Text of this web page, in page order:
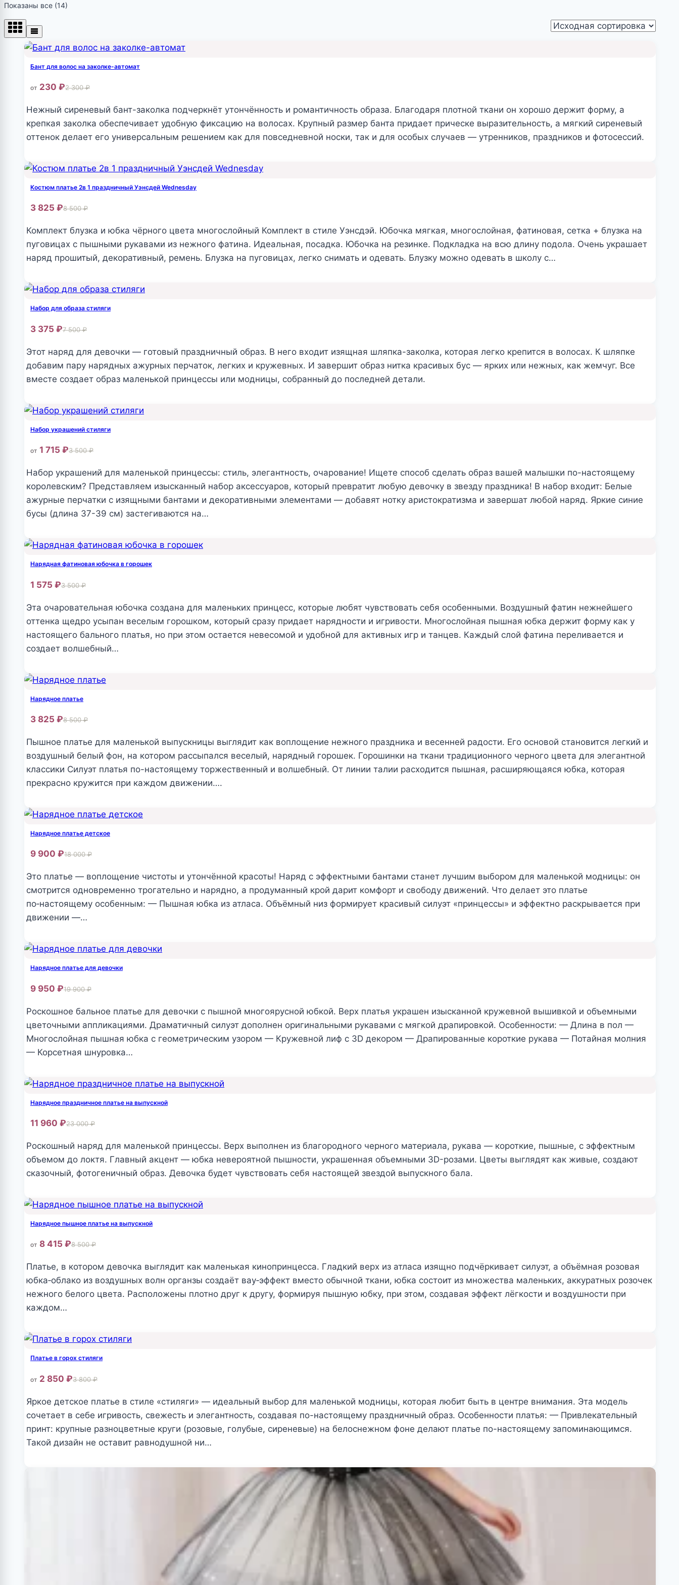
Показаны все (14)
Бант для волос на заколке-автомат
от 230 ₽2 300₽
Нежный сиреневый бант-заколка подчеркнёт утончённость и романтичность образа. Благодаря плотной ткани он хорошо держит форму, а
крепкая заколка обеспечивает удобную фиксацию на волосах. Крупный размер банта придает прическе выразительность, а мягкий сиреневый
оттенок делает его универсальным решением как для повседневной носки, так и для особых случаев — утренников, праздников и фотосессий.
товар
имеет
вариаций.
Опции
можно
выбрать
странице
товара.
Костюм платье 2в 1 праздничный Уэнсдей Wednesday
3 825 ₽8 500₽
Комплект блузка и юбка чёрного цвета многослойный Комплект в стиле Уэнсдэй. Юбочка мягкая, многослойная, фатиновая, сетка + блузка на
пуговицах с пышными рукавами из нежного фатина. Идеальная, посадка. Юбочка на резинке. Подкладка на всю длину подола. Очень украшает
наряд прошитый, декоративный, ремень. Блузка на пуговицах, легко снимать и одевать. Блузку можно одевать в школу с…
товар
имеет
вариаций.
Опции
можно
выбрать
странице
товара.
Набор для образа стиляги
3 375 ₽7 500₽
Этот наряд для девочки — готовый праздничный образ. В него входит изящная шляпка-заколка, которая легко крепится в волосах. К шляпке
добавим пару нарядных ажурных перчаток, легких и кружевных. И завершит образ нитка красивых бус — ярких или нежных, как жемчуг. Все
вместе создает образ маленькой принцессы или модницы, собранный до последней детали.
товар
имеет
вариаций.
Опции
можно
выбрать
на
товара.
Набор украшений стиляги
от 1 715 ₽3 500₽
Набор украшений для маленькой принцессы: стиль, элегантность, очарование! Ищете способ сделать образ вашей малышки по-настоящему
королевским? Представляем изысканный набор аксессуаров, который превратит любую девочку в звезду праздника! В набор входит: Белые
ажурные перчатки с изящными бантами и декоративными элементами — добавят нотку аристократизма и завершат любой наряд. Яркие синие
бусы (длина 37-39 см) застегиваются на…
товар
имеет
вариаций.
Опции
можно
выбрать
на
товара.
Нарядная фатиновая юбочка в горошек
1 575 ₽3 500₽
Эта очаровательная юбочка создана для маленьких принцесс, которые любят чувствовать себя особенными. Воздушный фатин нежнейшего
оттенка щедро усыпан веселым горошком, который сразу придает нарядности и игривости. Многослойная пышная юбка держит форму как у
настоящего бального платья, но при этом остается невесомой и удобной для активных игр и танцев. Каждый слой фатина переливается и
создает волшебный…
товар
имеет
вариаций.
Опции
можно
выбрать
на
товара.
Нарядное платье
3 825 ₽8 500₽
Пышное платье для маленькой выпускницы выглядит как воплощение нежного праздника и весенней радости. Его основой становится легкий и
воздушный белый фон, на котором рассыпался веселый, нарядный горошек. Горошинки на ткани традиционного черного цвета для элегантной
классики Силуэт платья по-настоящему торжественный и волшебный. От линии талии расходится пышная, расширяющаяся юбка, которая
прекрасно кружится при каждом движении….
товар
имеет
вариаций.
Опции
можно
выбрать
на
товара.
Нарядное платье детское
9 900 ₽18 000₽
Это платье — воплощение чистоты и утончённой красоты! Наряд с эффектными бантами станет лучшим выбором для маленькой модницы: он
смотрится одновременно трогательно и нарядно, а продуманный крой дарит комфорт и свободу движений. Что делает это платье
по‑настоящему особенным: — Пышная юбка из атласа. Объёмный низ формирует красивый силуэт «принцессы» и эффектно раскрывается при
движении —…
товар
имеет
вариаций.
Опции
можно
выбрать
товара.
Нарядное платье для девочки
9 950 ₽19 900₽
Роскошное бальное платье для девочки с пышной многоярусной юбкой. Верх платья украшен изысканной кружевной вышивкой и объемными
цветочными аппликациями. Драматичный силуэт дополнен оригинальными рукавами с мягкой драпировкой. Особенности: — Длина в пол —
Многослойная пышная юбка с геометрическим узором — Кружевной лиф с 3D декором — Драпированные короткие рукава — Потайная молния
— Корсетная шнуровка…
товар
имеет
вариаций.
Опции
можно
выбрать
странице
товара.
Нарядное праздничное платье на выпускной
11 960 ₽23 000₽
Роскошный наряд для маленькой принцессы. Верх выполнен из благородного черного материала, рукава — короткие, пышные, с эффектным
объемом до локтя. Главный акцент — юбка невероятной пышности, украшенная объемными 3D-розами. Цветы выглядят как живые, создают
сказочный, фотогеничный образ. Девочка будет чувствовать себя настоящей звездой выпускного бала.
товар
имеет
вариаций.
Опции
можно
выбрать
на
товара.
Нарядное пышное платье на выпускной
от 8 415 ₽8 500₽
Платье, в котором девочка выглядит как маленькая кинопринцесса. Гладкий верх из атласа изящно подчёркивает силуэт, а объёмная розовая
юбка‑облако из воздушных волн органзы создаёт вау‑эффект вместо обычной ткани, юбка состоит из множества маленьких, аккуратных розочек
нежного белого цвета. Расположены плотно друг к другу, формируя пышную юбку, при этом, создавая эффект лёгкости и воздушности при
каждом…
товар
имеет
вариаций.
Опции
можно
выбрать
на
Платье в горох стиляги
от 2 850 ₽3 800₽
Яркое детское платье в стиле «стиляги» — идеальный выбор для маленькой модницы, которая любит быть в центре внимания. Эта модель
сочетает в себе игривость, свежесть и элегантность, создавая по-настоящему праздничный образ. Особенности платья: — Привлекательный
принт: крупные разноцветные круги (розовые, голубые, сиреневые) на белоснежном фоне делают платье по-настоящему запоминающимся.
Такой дизайн не оставит равнодушной ни…